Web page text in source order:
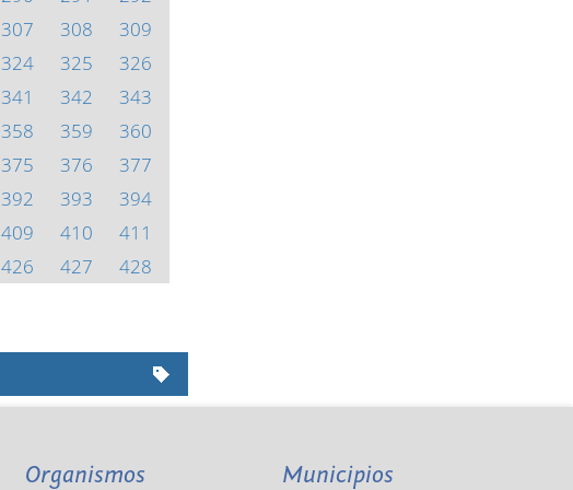
307 308
309
324 325
326
341 342
343
358 359
360
375 376
377
392 393
394
409 410
411
426 427
428
Organismos Municipios